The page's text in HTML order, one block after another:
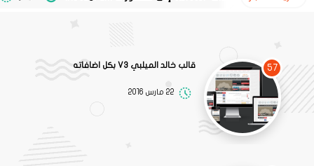
57 قالب خالد الميلبي V3 بكل اضافاته
22 مارس 2016